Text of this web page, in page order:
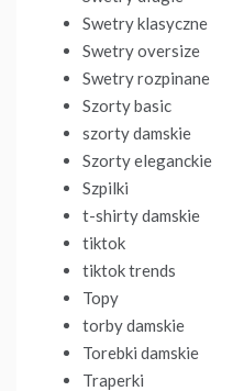
Swetry klasyczne
Swetry oversize
Swetry rozpinane
Szorty basic
szorty damskie
Szorty eleganckie
Szpilki
t-shirty damskie
tiktok
tiktok trends
Topy
torby damskie
Torebki damskie
Traperki